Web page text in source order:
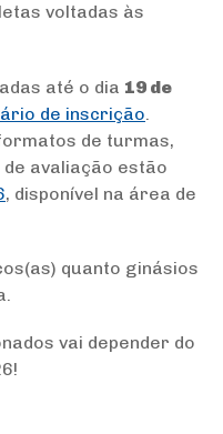
voltadas às
até o dia 19 de
de inscrição
de turmas,
avaliação estão
, disponível na área de
quanto ginásios
vai depender do